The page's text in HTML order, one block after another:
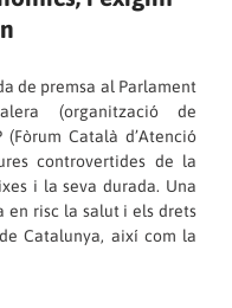
de premsa al Parlament
(organització de
Català d’Atenció
controvertides de la
i la seva durada. Una
en risc la salut i els drets
Catalunya, així com la